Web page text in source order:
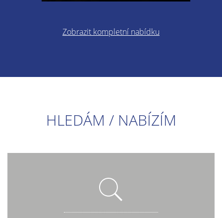
Zobrazit kompletní nabídku
HLEDÁM / NABÍZÍM